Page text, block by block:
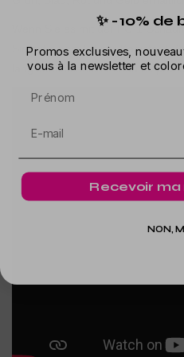
Wenn Sie es mit der FC-1-
Sie mit einem 5-Liter-Kanister-
lang kontinuierlich Schaum
✨ -10% de
Promos exclusives,
vous à la newsletter et
Recevoir ma
NON,